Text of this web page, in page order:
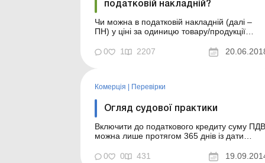
податковій накладній?
Чи можна в податковій накладній (далі –
ПН) у ціні за одиницю товару/продукції
має право покупець на податковий кредит
за такою ПН? За загальним правилом
гривнях із копій...
0 1 2207
Комерція Перевірки
Огляд судової практики
Включити до податкового кредиту суму ПДВ
можна лише протягом 365 днів із дати
рішення Сторони спору Позивач – ТОВ
0 0 431